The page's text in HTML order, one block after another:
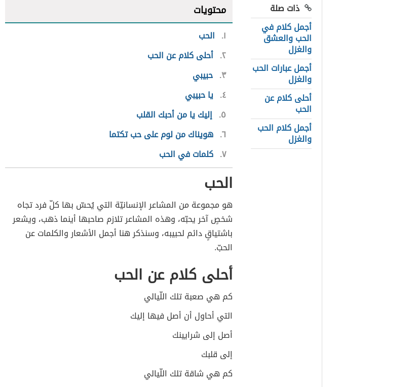
ذات صلة
أجمل كلام في
الحب والعشق
والغزل
أجمل عبارات الحب
والغزل
أحلى كلام عن
الحب
أجمل كلام الحب
والغزل
محتويات
١ الحب
٢ أحلى كلام عن الحب
٣ حبيبي
٤ يا حبيبي
٥ إليك يا من أحبك القلب
٦ هويناك من لوم على حب تكتما
٧ كلمات في الحب
الحب
هو مجموعة من المشاعر الإنسانيّة التي يُحسّ بها كلّ فرد تجاه
شخصٍ آخر يحبّه، وهذه المشاعر تلازم صاحبها أينما ذهب، ويشعر
باشتياقٍ دائم لحبيبه، وسنذكر هنا أجمل الأشعار والكلمات عن
الحبّ.
أحلى كلام عن الحب
كم هي صعبة تلك اللّيالي
التي أحاول أن أصل فيها إليك
أصل إلى شرايينك
إلى قلبك
كم هي شاقة تلك اللّيالي